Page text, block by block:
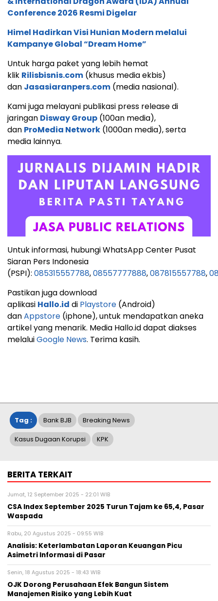
Conference 2026 Resmi Digelar
Himel Hadirkan Visi Hunian Modern melalui
Kampanye Global “Dream Home”
Untuk harga paket yang lebih hemat
klik Rilisbisnis.com (khusus media ekbis)
dan Jasasiaranpers.com (media nasional).
Kami juga melayani publikasi press release di
jaringan Disway Group (100an media),
dan ProMedia Network (1000an media), serta
media lainnya.
Untuk informasi, hubungi WhatsApp Center Pusat
Siaran Pers Indonesia
(PSPI): 085315557788,08557777888,087815557788,
Pastikan juga download
aplikasi Hallo.id di Playstore (Android)
danAppstore (iphone), untuk mendapatkan aneka
artikel yang menarik. Media Hallo.id dapat diakses
melaluiGoogle News. Terima kasih.
Tag : Bank BJB Breaking News
Kasus Dugaan Korupsi KPK
BERITA TERKAIT
Jumat, 12 September 2025 - 22:01 WIB
CSA Index September 2025 Turun Tajam ke 65,4, Pasar
Waspada
Rabu, 20 Agustus 2025 - 09:55 WIB
Analisis: Keterlambatan Laporan Keuangan Picu
Asimetri Informasi di Pasar
Senin, 18 Agustus 2025 - 18:43 WIB
OJK Dorong Perusahaan Efek Bangun Sistem
Manajemen Risiko yang Lebih Kuat